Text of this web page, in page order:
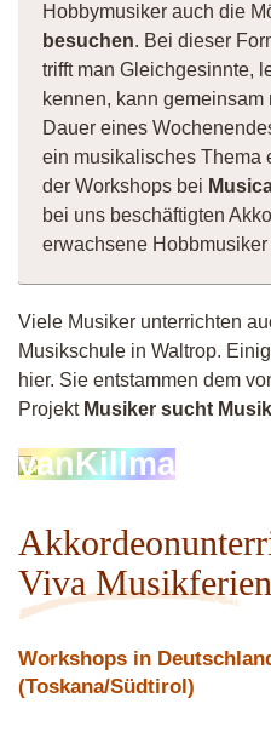
Hobbymusiker auch die
besuchen. Bei dieser
trifft man Gleichgesinnte,
kennen, kann
Dauer eines
ein musikalisches Thema
der Workshops bei
bei uns beschäftigten
erwachsene
Viele Musiker unterrichten
Musikschule in Waltrop.
hier. Sie entstammen dem
Projekt Musiker sucht
vanKillma
Viva Musikferien
Workshops in
(Toskana/Südtirol)